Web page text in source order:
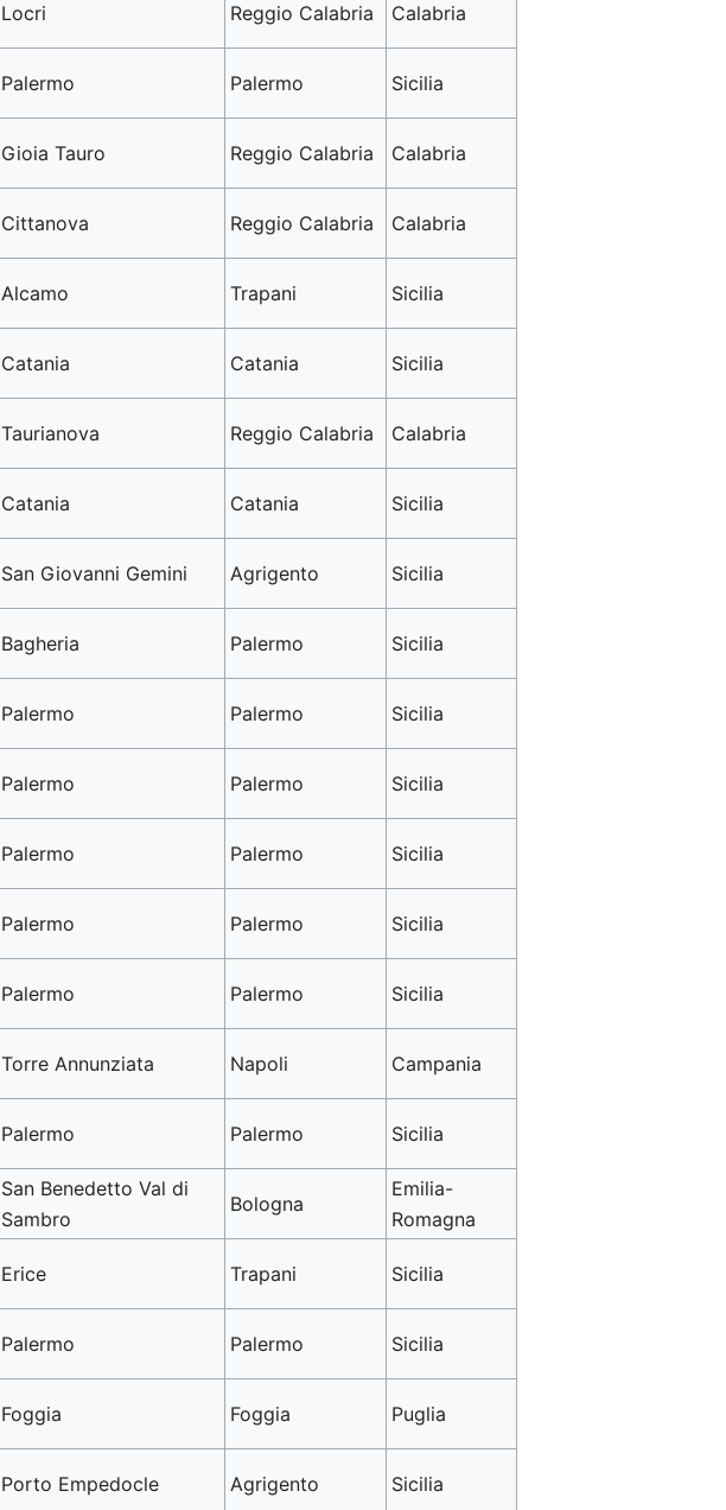
Locri Reggio Calabria Calabria
Palermo Palermo Sicilia
Gioia Tauro Reggio Calabria Calabria
Cittanova Reggio Calabria Calabria
Alcamo Trapani Sicilia
Catania Catania Sicilia
Taurianova Reggio Calabria Calabria
Catania Catania Sicilia
San Giovanni Gemini Agrigento Sicilia
Bagheria Palermo Sicilia
Palermo Palermo Sicilia
Palermo Palermo Sicilia
Palermo Palermo Sicilia
Palermo Palermo Sicilia
Palermo Palermo Sicilia
Torre Annunziata Napoli Campania
Palermo Palermo Sicilia
San Benedetto Val di
Sambro
Bologna
Emilia-
Romagna
Erice Trapani Sicilia
Palermo Palermo Sicilia
Foggia Foggia Puglia
Porto Empedocle Agrigento Sicilia